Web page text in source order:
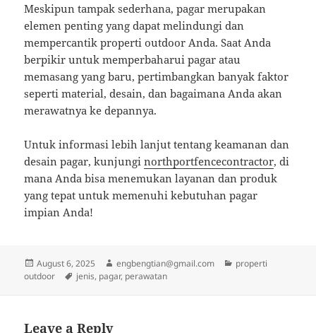
Meskipun tampak sederhana, pagar merupakan
elemen penting yang dapat melindungi dan
mempercantik properti outdoor Anda. Saat Anda
berpikir untuk memperbaharui pagar atau
memasang yang baru, pertimbangkan banyak faktor
seperti material, desain, dan bagaimana Anda akan
merawatnya ke depannya.
Untuk informasi lebih lanjut tentang keamanan dan
desain pagar, kunjunginorthportfencecontractor, di
mana Anda bisa menemukan layanan dan produk
yang tepat untuk memenuhi kebutuhan pagar
impian Anda!
Posted
on
August 6, 2025 Author
engbengtian@gmail.com Categories
properti
outdoor
Tags
jenis, pagar, perawatan
Leave a Reply